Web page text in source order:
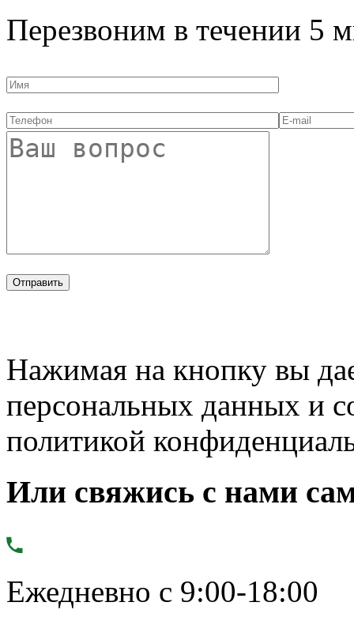
Перезвоним в течении 5
Нажимая на кнопку вы
персональных данных и
политикой
Или свяжись с нами
Ежедневно с 9:00-18:00